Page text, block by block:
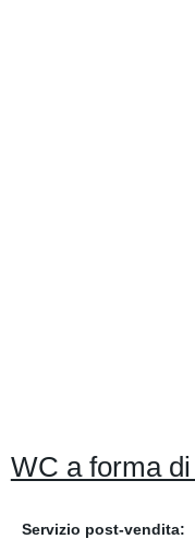
WC a forma
Servizio post-vendita: